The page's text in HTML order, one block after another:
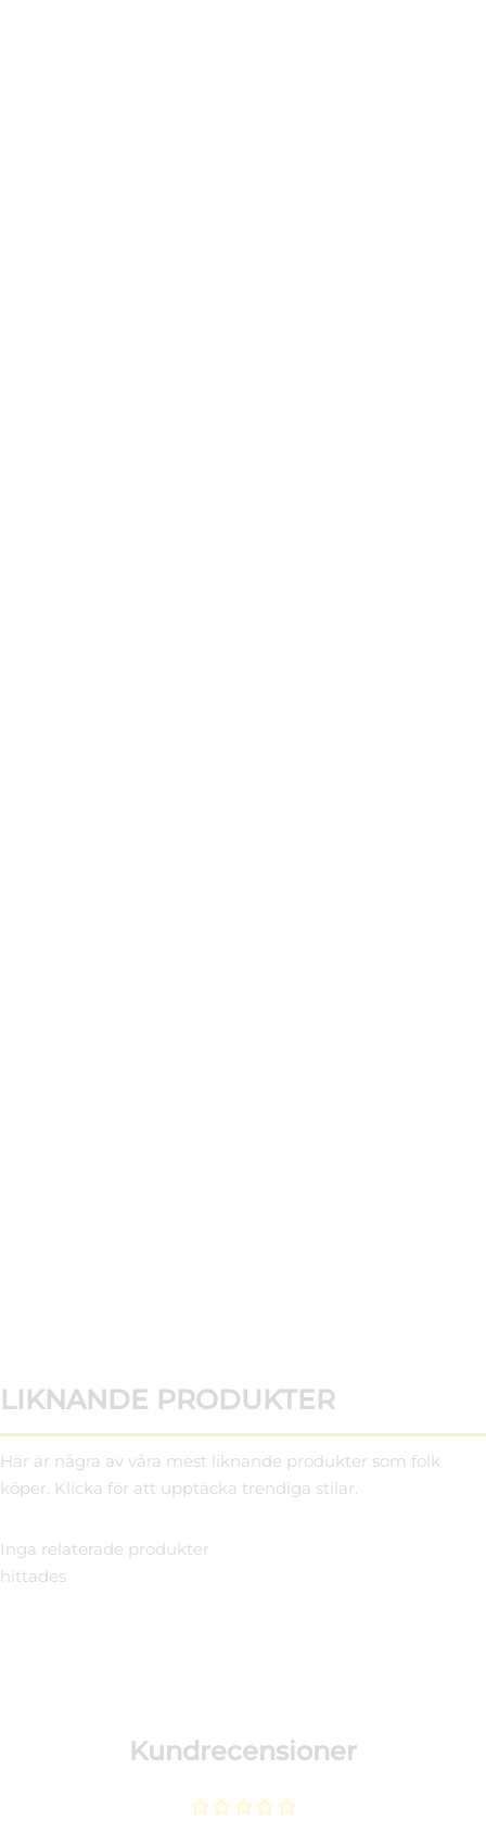
LIKNANDE PRODUKTER
Här är några av våra mest liknande produkter som folk
köper. Klicka för att upptäcka trendiga stilar.
Inga relaterade produkter
hittades
Kundrecensioner